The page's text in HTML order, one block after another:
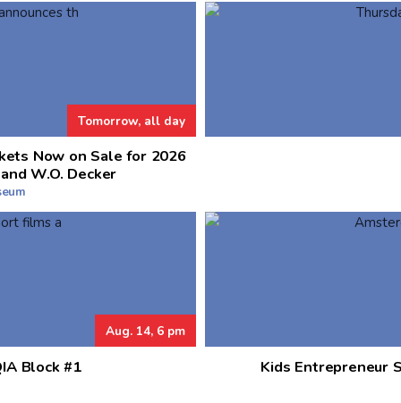
Tomorrow, all day
Now on Sale for 2026
W.O. Decker
Aug. 14, 6 pm
Block #1 Kids Entrepreneur